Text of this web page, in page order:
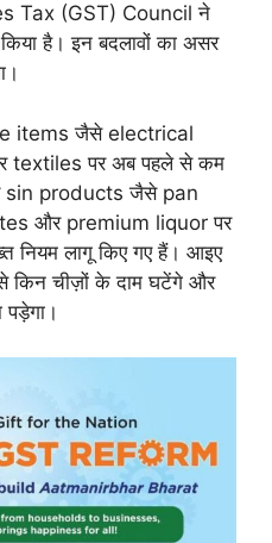
Tax (GST) Council ने
है। इन बदलावों का असर
items जैसे electrical
पर अब पहले से कम
sin products जैसे pan
और premium liquor पर
नियम लागू किए गए हैं। आइए
किन चीज़ों के दाम घटेंगे और
पड़ेगा।